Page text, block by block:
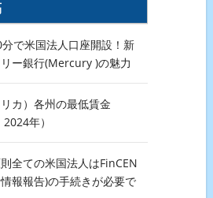
で米国法人口座開設！新
ー銀行(Mercury )の魅力
カ）各州の最低賃金
2024年）
則全ての米国法人はFinCEN
報報告)の手続きが必要で